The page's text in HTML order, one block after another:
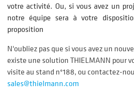
votre activité. Ou, si vous avez un
notre équipe sera à votre
proposition
N'oubliez pas que si vous avez un
existe une solution THIELMANN pour
visite au stand n°188, ou contactez-
sales@thielmann.com